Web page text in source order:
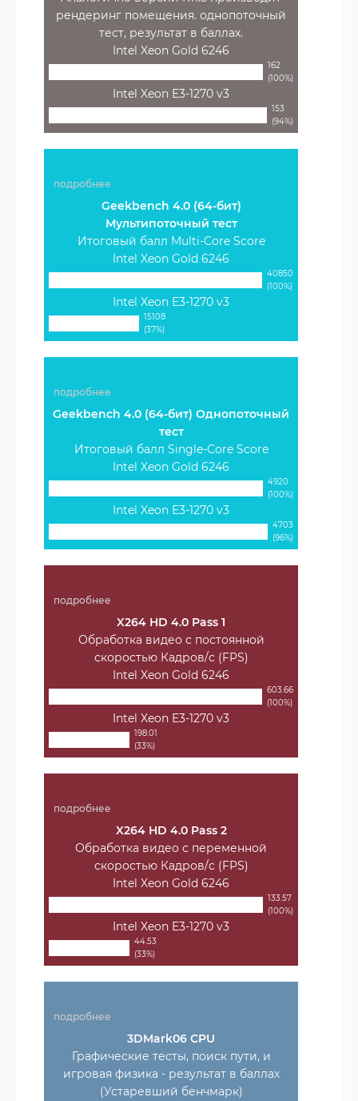
рендеринг помещения. однопоточный
тест, результат в баллах.
Intel Xeon Gold 6246
162
(100%)
Intel Xeon E3-1270 v3
153
(94%)
подробнее
Geekbench 4.0 (64-бит)
Мультипоточный тест
Итоговый балл Multi-Core Score
Intel Xeon Gold 6246
40850
(100%)
Intel Xeon E3-1270 v3
15108
(37%)
подробнее
Geekbench 4.0 (64-бит) Однопоточный
тест
Итоговый балл Single-Core Score
Intel Xeon Gold 6246
4920
(100%)
Intel Xeon E3-1270 v3
4703
(96%)
подробнее
X264 HD 4.0 Pass 1
Обработка видео с постоянной
скоростью Кадров/с (FPS)
Intel Xeon Gold 6246
603.66
(100%)
Intel Xeon E3-1270 v3
198.01
(33%)
подробнее
X264 HD 4.0 Pass 2
Обработка видео с переменной
скоростью Кадров/с (FPS)
Intel Xeon Gold 6246
133.57
(100%)
Intel Xeon E3-1270 v3
44.53
(33%)
подробнее
3DMark06 CPU
Графические тесты, поиск пути, и
игровая физика - результат в баллах
(Устаревший бенчмарк)